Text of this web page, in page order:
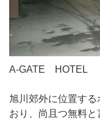
A-GATE HOTEL
旭川郊外に位置す
おり、尚且つ無料と